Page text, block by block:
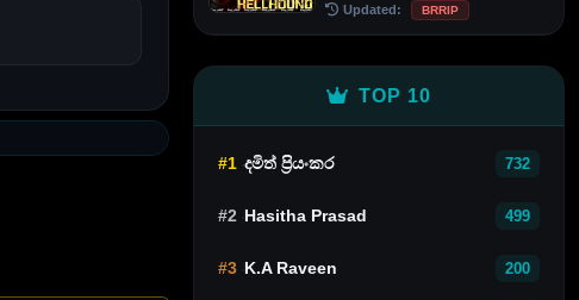
Updated: BRRIP
TOP 10
#1 දමිත් ප්‍රියංකර 732
#2 Hasitha Prasad 499
#3 K.A Raveen 200